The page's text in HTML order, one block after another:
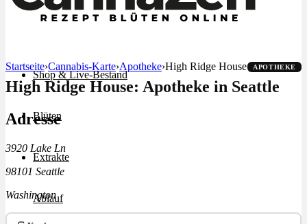
Shop & Live-Bestand
Blüten
Extrakte
Ablauf
Startseite›Cannabis-Karte›Apotheke›High Ridge House APOTHEKE
High Ridge House: Apotheke in Seattle
Adresse
3920 Lake Ln
98101 Seattle
Washington